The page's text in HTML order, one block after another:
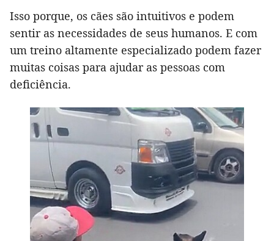
Isso porque, os cães são intuitivos e podem
sentir as necessidades de seus humanos. E com
um treino altamente especializado podem fazer
muitas coisas para ajudar as pessoas com
deficiência.